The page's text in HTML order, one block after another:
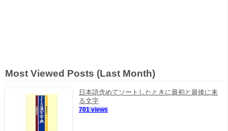
Most Viewed Posts (Last Month)
日本語含めてソートしたときに最初と最後に来
る文字
701 views